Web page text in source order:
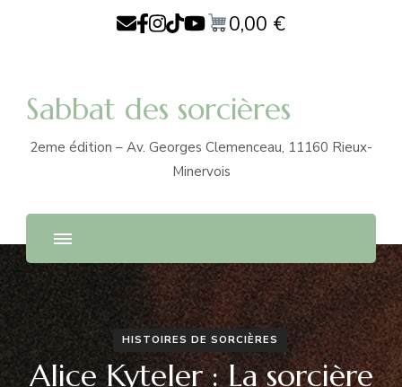
0,00 €
Sabbat des sorcières
2eme édition – Av. Georges Clemenceau, 11160 Rieux-
Minervois
HISTOIRES DE SORCIÈRES
Alice Kyteler : La sorcière